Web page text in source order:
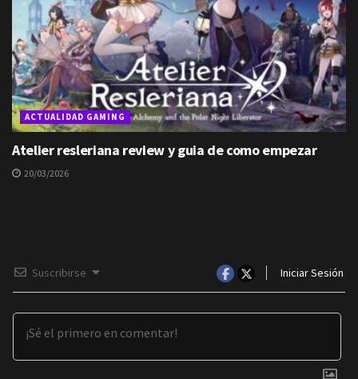
ACTUALIDAD GAMING
Atelier resleriana review y guia de como empezar
20/03/2026
Suscribirse Iniciar Sesión